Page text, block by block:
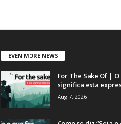
EVEN MORE NEWS
For The Sake Of | O
significa esta
Aug 7, 2026